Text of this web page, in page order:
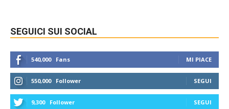
SEGUICI SUI SOCIAL
540,000 Fans MI PIACE
550,000 Follower SEGUI
9,300 Follower SEGUI